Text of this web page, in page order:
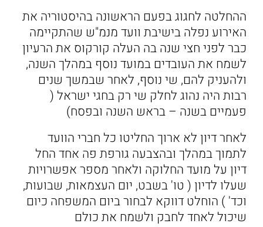
ההחלטה לחגוג בפעם הראשונה בהיסטוריה את
האירוע נפלה בישיבת וועד מנמ"ש שהתקיימה
כבר לפני חצי שנה בה העלה קורקוס את הרעיון
לשמח את העובדים במועד נוסף במהלך השנה,
ולהעניק להם, שי נוסף, לאחר שבמשך שנים
רבות היה נהוג לחלק שי רק בחגי ישראל (
פעמיים בשנה – בראש השנה ובפסח)
לאחר דיון לא ארוך החליטו כל חברי הוועד
לתמוך במהלך ובהצבעה גורפת פה אחד החל
דיון על מועד החלוקה ולאחר מספר אפשרויות
שעלו לדיון ( טו' בשבט, יום העצמאות, שבועות,
וכד' ) הוחלט דווקא לבחור ביום המשפחה כיום
שיכול לאחד לחבק ולשמח את כולם